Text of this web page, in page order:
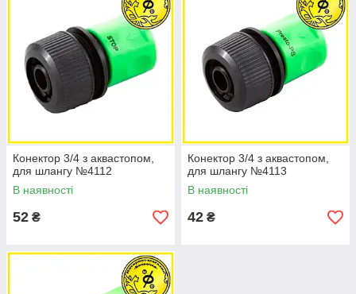
Конектор 3/4 з аквастопом,
для шлангу №4112
В наявності
52 ₴
Конектор 3/4 з аквастопом,
для шлангу №4113
В наявності
42 ₴